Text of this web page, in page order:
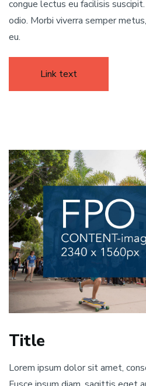
congue lectus eu facilisis
odio. Morbi viverra semper
eu.
Link text
Title
Lorem ipsum dolor sit amet,